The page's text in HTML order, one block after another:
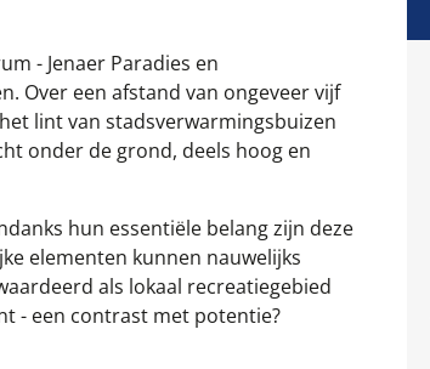
- Jenaer Paradies en
Over een afstand van ongeveer vijf
lint van stadsverwarmingsbuizen
onder de grond, deels hoog en
hun essentiële belang zijn deze
elementen kunnen nauwelijks
als lokaal recreatiegebied
- een contrast met potentie?